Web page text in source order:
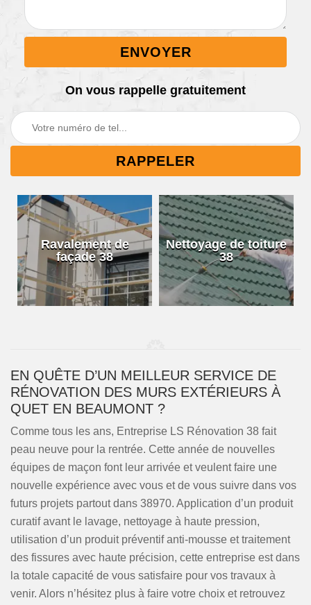
On vous rappelle gratuitement
Ravalement de
façade 38
Nettoyage de toiture
38
EN QUÊTE D’UN MEILLEUR SERVICE DE
RÉNOVATION DES MURS EXTÉRIEURS À
QUET EN BEAUMONT ?
Comme tous les ans, Entreprise LS Rénovation 38 fait
peau neuve pour la rentrée. Cette année de nouvelles
équipes de maçon font leur arrivée et veulent faire une
nouvelle expérience avec vous et de vous suivre dans vos
futurs projets partout dans 38970. Application d’un produit
curatif avant le lavage, nettoyage à haute pression,
utilisation d’un produit préventif anti-mousse et traitement
des fissures avec haute précision, cette entreprise est dans
la totale capacité de vous satisfaire pour vos travaux à
venir. Alors n’hésitez plus à faire votre choix et retrouvez